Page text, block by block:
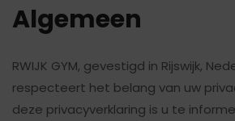
Algemeen
RWIJK GYM, gevestigd in Rijswijk,
respecteert het belang van uw
deze privacyverklaring is u te